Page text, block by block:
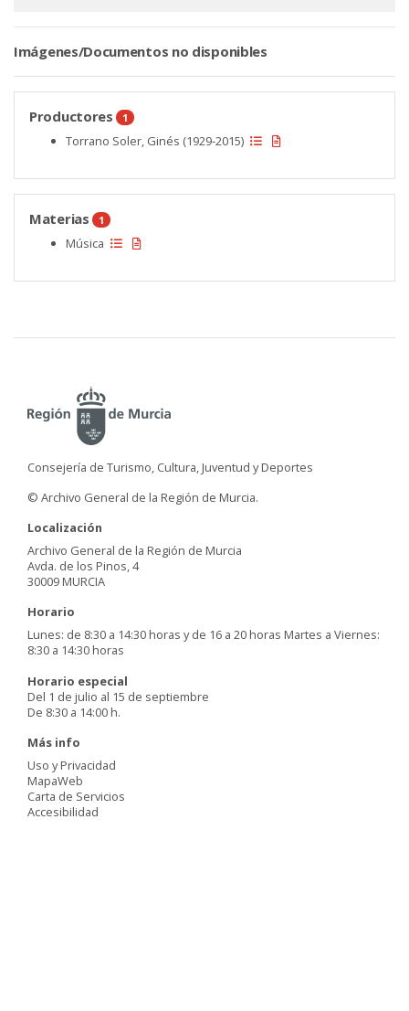
Imágenes/Documentos no disponibles
Productores 1
Torrano Soler, Ginés (1929-2015)
Materias 1
Música
Consejería de Turismo, Cultura, Juventud y Deportes
© Archivo General de la Región de Murcia.
Localización
Archivo General de la Región de Murcia
Avda. de los Pinos, 4
30009 MURCIA
Horario
Lunes: de 8:30 a 14:30 horas y de 16 a 20 horas Martes a Viernes:
8:30 a 14:30 horas
Horario especial
Del 1 de julio al 15 de septiembre
De 8:30 a 14:00 h.
Más info
Uso y Privacidad
MapaWeb
Carta de Servicios
Accesibilidad